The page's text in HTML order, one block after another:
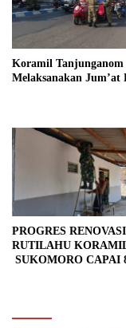
Koramil Tanjunganom
Melaksanakan Jum’at
PROGRES RENOVASI
RUTILAHU
SUKOMORO CAPAI